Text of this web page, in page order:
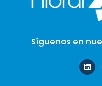
Síguenos en